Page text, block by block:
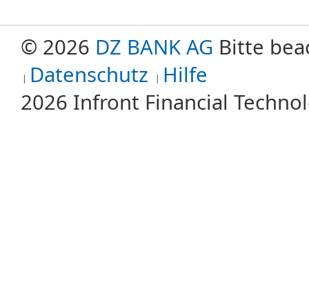
© 2026 DZ BANK AG Bitte
Datenschutz Hilfe
2026 Infront Financial